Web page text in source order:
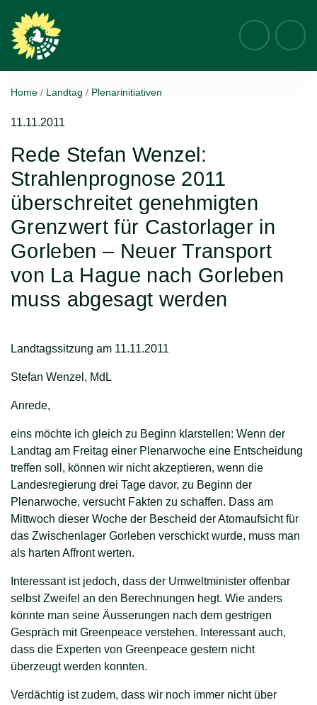
Suche
Home Landtag Plenarinitiativen
11.11.2011
Rede Stefan Wenzel:
Strahlenprognose 2011
überschreitet genehmigten
Grenzwert für Castorlager in
Gorleben – Neuer Transport
von La Hague nach Gorleben
muss abgesagt werden
Landtagssitzung am 11.11.2011
Stefan Wenzel, MdL
Anrede,
eins möchte ich gleich zu Beginn klarstellen: Wenn der
Landtag am Freitag einer Plenarwoche eine Entscheidung
treffen soll, können wir nicht akzeptieren, wenn die
Landesregierung drei Tage davor, zu Beginn der
Plenarwoche, versucht Fakten zu schaffen. Dass am
Mittwoch dieser Woche der Bescheid der Atomaufsicht für
das Zwischenlager Gorleben verschickt wurde, muss man
als harten Affront werten.
Interessant ist jedoch, dass der Umweltminister offenbar
selbst Zweifel an den Berechnungen hegt. Wie anders
könnte man seine Äusserungen nach dem gestrigen
Gespräch mit Greenpeace verstehen. Interessant auch,
dass die Experten von Greenpeace gestern nicht
überzeugt werden konnten.
Verdächtig ist zudem, dass wir noch immer nicht über